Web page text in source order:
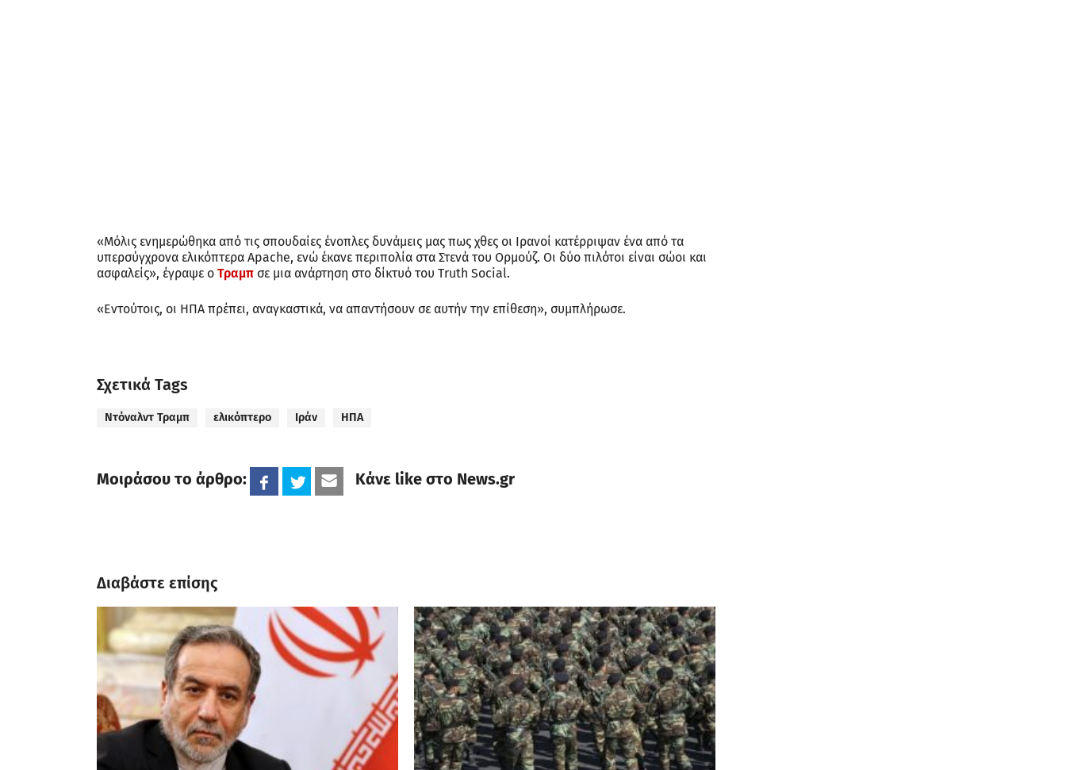
«Μόλις ενημερώθηκα από τις σπουδαίες ένοπλες δυνάμεις μας πως χθες οι Ιρανοί κατέρριψαν ένα από τα
υπερσύγχρονα ελικόπτερα Apache, ενώ έκανε περιπολία στα Στενά του Ορμούζ. Οι δύο πιλότοι είναι σώοι και
ασφαλείς», έγραψε ο Τραμπ σε μια ανάρτηση στο δίκτυό του Truth Social.
«Εντούτοις, οι ΗΠΑ πρέπει, αναγκαστικά, να απαντήσουν σε αυτήν την επίθεση», συμπλήρωσε.
Σχετικά Tags
Ντόναλντ Τραμπ ελικόπτερο Ιράν ΗΠΑ
Μοιράσου το άρθρο: Κάνε like στο News.gr
Διαβάστε επίσης